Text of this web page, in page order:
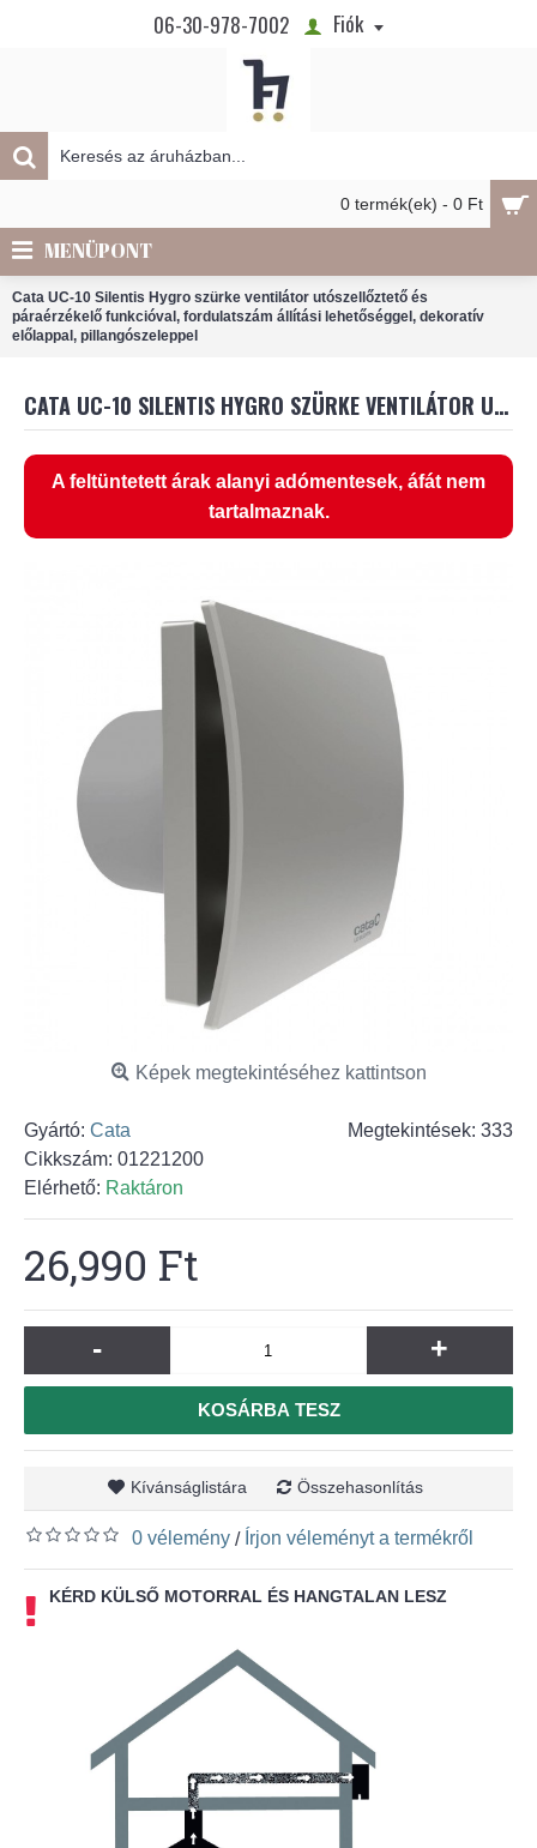
06-30-978-7002 Fiók
0 termék(ek) - 0 Ft
MENÜPONT
Cata UC-10 Silentis Hygro szürke ventilátor utószellőztető és
páraérzékelő funkcióval, fordulatszám állítási lehetőséggel, dekoratív
előlappal, pillangószeleppel
CATA UC-10 SILENTIS HYGRO SZÜRKE VENTILÁTOR UTÓSZELLŐZTETŐ ÉS PÁRAÉRZÉKELŐ FUNKCIÓVAL, FORDULATSZÁM ÁLLÍTÁSI LEHETŐSÉGGEL, DEKORATÍV ELŐLAPPAL, PILLANGÓSZELEPPEL
A feltüntetett árak alanyi adómentesek, áfát nem
tartalmaznak.
Képek megtekintéséhez kattintson
Megtekintések: 333
Gyártó: Cata
Cikkszám: 01221200
Elérhető: Raktáron
26,990 Ft
- +
KOSÁRBA TESZ
Kívánságlistára Összehasonlítás
0 vélemény / Írjon véleményt a termékről
KÉRD KÜLSŐ MOTORRAL ÉS HANGTALAN LESZ